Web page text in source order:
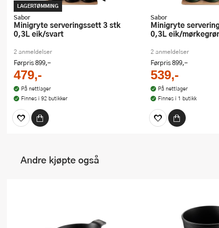
LAGERTØMMING
Sabor
Minigryte serveringssett 3 stk
0,3L eik/svart
2 anmeldelser
Førpris899,-
479,-
På nettlager
Finnes i 92 butikker
Sabor
Minigryte serveringssett 3 stk
0,3L eik/
2 anmeldelser
Førpris899,-
539,-
På nettlager
Finnes i 1 butikk
Andre kjøpte også